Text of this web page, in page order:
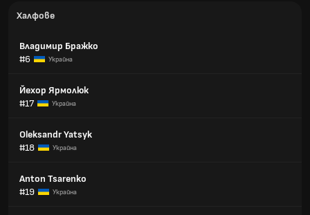
Халфове
Владимир Бражко
#6
Украйна
Йехор Ярмолюк
#17
Украйна
Oleksandr Yatsyk
#18
Украйна
Anton Tsarenko
#19
Украйна